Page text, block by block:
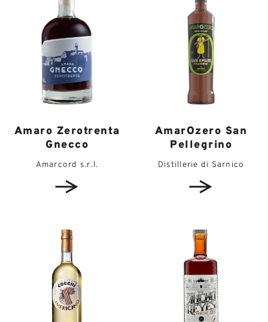
Amaro Zerotrenta
Gnecco
Amarcord s.r.l.
AmarOzero San
Pellegrino
Distillerie di Sarnico